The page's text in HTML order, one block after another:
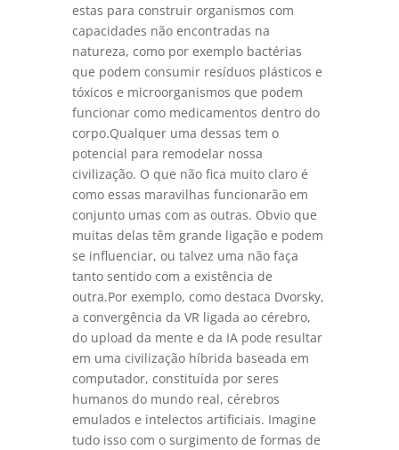
estas para construir organismos com
capacidades não encontradas na
natureza, como por exemplo bactérias
que podem consumir resíduos plásticos e
tóxicos e microorganismos que podem
funcionar como medicamentos dentro do
corpo.Qualquer uma dessas tem o
potencial para remodelar nossa
civilização. O que não fica muito claro é
como essas maravilhas funcionarão em
conjunto umas com as outras. Obvio que
muitas delas têm grande ligação e podem
se influenciar, ou talvez uma não faça
tanto sentido com a existência de
outra.Por exemplo, como destaca Dvorsky,
a convergência da VR ligada ao cérebro,
do upload da mente e da IA pode resultar
em uma civilização híbrida baseada em
computador, constituída por seres
humanos do mundo real, cérebros
emulados e intelectos artificiais. Imagine
tudo isso com o surgimento de formas de